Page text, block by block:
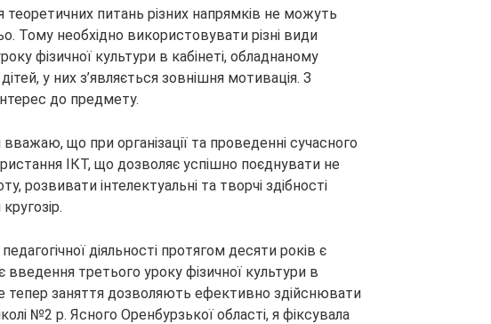
теоретичних питань різних напрямків не можуть
Тому необхідно використовувати різні види
фізичної культури в кабінеті, обладнаному
у них з’являється зовнішня мотивація. З
до предмету.
що при організації та проведенні сучасного
ІКТ, що дозволяє успішно поєднувати не
розвивати інтелектуальні та творчі здібності
діяльності протягом десяти років є
третього уроку фізичної культури в
заняття дозволяють ефективно здійснювати
№2 р. Ясного Оренбурзької області, я фіксувала